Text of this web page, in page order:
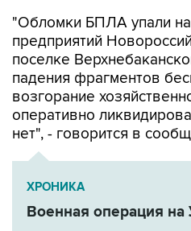
"Обломки БПЛА упали на
предприятий
поселке
падения фрагментов
возгорание
оперативно
нет", - говорится в
ХРОНИКА
Военная операция на